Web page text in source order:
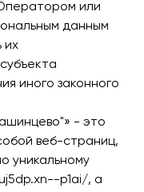
или
данным
их
иного законного
- это
веб-страниц,
уникальному
p1ai/, а